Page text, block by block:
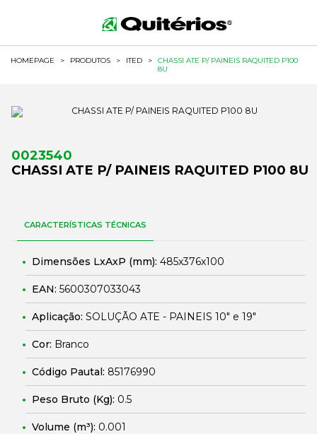
HOMEPAGE > PRODUTOS > ITED >
CHASSI ATE P/ PAINEIS RAQUITED P100
8U
0023540
CHASSI ATE P/ PAINEIS RAQUITED P100 8U
CARACTERÍSTICAS TÉCNICAS
Dimensões LxAxP (mm): 485x376x100
EAN: 5600307033043
Aplicação: SOLUÇÃO ATE - PAINEIS 10" e 19"
Cor: Branco
Código Pautal: 85176990
Peso Bruto (Kg): 0.5
Volume (m³): 0.001